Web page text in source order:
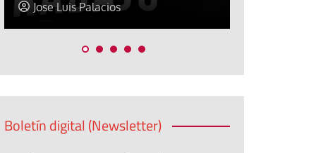
Jose Luis Palacios
Boletín digital (Newsletter)